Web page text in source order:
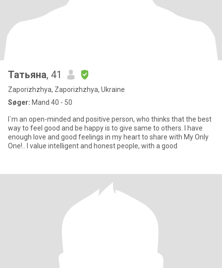
Татьяна, 41
Zaporizhzhya, Zaporizhzhya, Ukraine
Søger: Mand 40 - 50
I`m an open-minded and positive person, who thinks that the best
way to feel good and be happy is to give same to others. I have
enough love and good feelings in my heart to share with My Only
One!.. I value intelligent and honest people, with a good